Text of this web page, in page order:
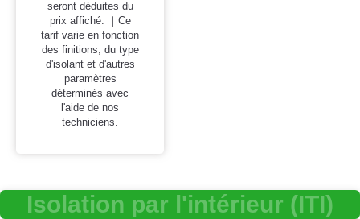
seront déduites du
prix affiché. ｜Ce
tarif varie en fonction
des finitions, du type
d'isolant et d'autres
paramètres
déterminés avec
l'aide de nos
techniciens.
Isolation par l'intérieur (ITI)